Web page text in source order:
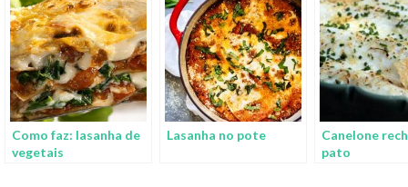
Como faz: lasanha de
vegetais
Lasanha no pote
Canelone
pato